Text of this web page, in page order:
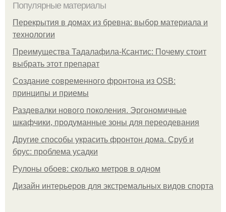
Популярные материалы
Перекрытия в домах из бревна: выбор материала и
технологии
Преимущества Тадалафила-Ксантис: Почему стоит
выбрать этот препарат
Создание современного фронтона из OSB:
принципы и приемы
Раздевалки нового поколения. Эргономичные
шкафчики, продуманные зоны для переодевания
Другие способы украсить фронтон дома. Сруб и
брус: проблема усадки
Рулоны обоев: сколько метров в одном
Дизайн интерьеров для экстремальных видов спорта